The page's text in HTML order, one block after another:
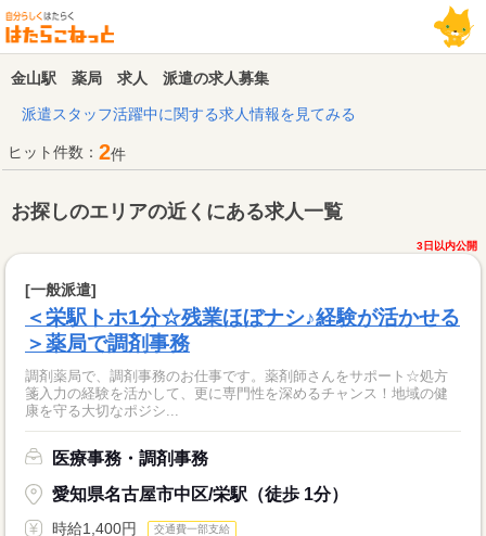
金山駅 薬局 求人 派遣の求人募集
派遣スタッフ活躍中に関する求人情報を見てみる
ヒット件数： 2件
お探しのエリアの近くにある求人一覧
3日以内公開
[一般派遣]
＜栄駅トホ1分☆残業ほぼナシ♪経験が活かせる
＞薬局で調剤事務
調剤薬局で、調剤事務のお仕事です。薬剤師さんをサポート☆処方
箋入力の経験を活かして、更に専門性を深めるチャンス！地域の健
康を守る大切なポジシ...
医療事務・調剤事務
愛知県名古屋市中区/栄駅（徒歩 1分）
時給1,400円 交通費一部支給